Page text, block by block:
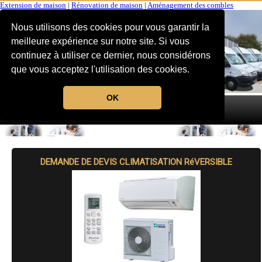
Nous utilisons des cookies pour vous garantir la
meilleure expérience sur notre site. Si vous
continuez à utiliser ce dernier, nous considérons
que vous acceptez l'utilisation des cookies.
OK
Extension de maison Rénovation de maison Aménagement des combles
MENU
DEMANDE DE DEVIS CLIMATISATION RéVERSIBLE